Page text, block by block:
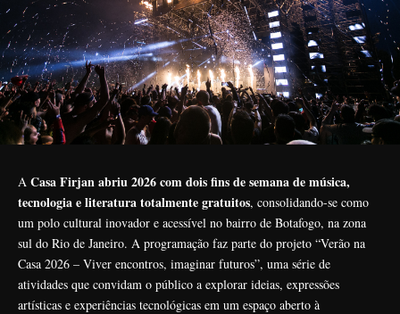
A Casa Firjan abriu 2026 com dois fins de semana de música,
tecnologia e literatura totalmente gratuitos, consolidando-se como
um polo cultural inovador e acessível no bairro de Botafogo, na zona
sul do Rio de Janeiro. A programação faz parte do projeto “Verão na
Casa 2026 – Viver encontros, imaginar futuros”, uma série de
atividades que convidam o público a explorar ideias, expressões
artísticas e experiências tecnológicas em um espaço aberto à